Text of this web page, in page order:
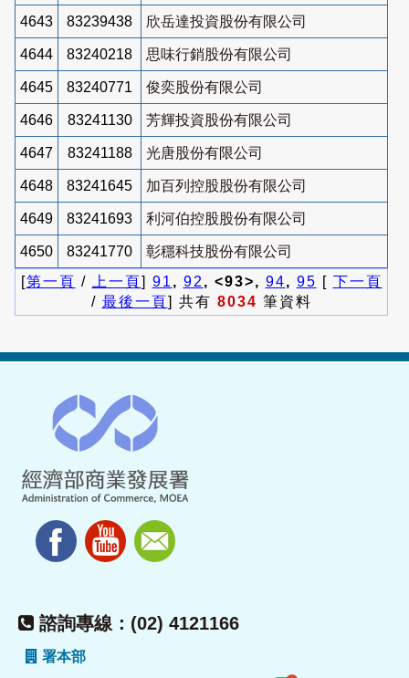
4643 83239438 欣岳達投資股份有限公司
4644 83240218 思味行銷股份有限公司
4645 83240771 俊奕股份有限公司
4646 83241130 芳輝投資股份有限公司
4647 83241188 光唐股份有限公司
4648 83241645 加百列控股股份有限公司
4649 83241693 利河伯控股股份有限公司
4650 83241770
彰穩科技股份有限公司
[第一頁 / 上一頁] 91 , 92 , <93>, 94, 95 [ 下一頁
/ 最後一頁] 共有 8034 筆資料
諮詢專線：(02) 4121166
署本部